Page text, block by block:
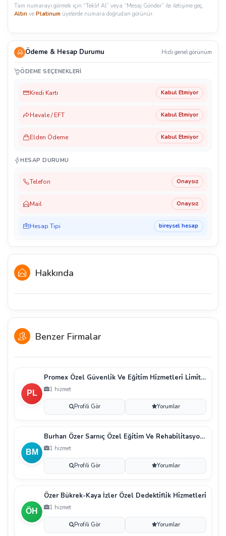
Tam numarayı görmek için “Teklif Al” veya “Mesaj Gönder” ile iletişime geç.
Altın ve Platinum üyelerde numara doğrudan görünür.
Ödeme & Hesap Durumu Hızlı genel görünüm
ÖDEME SEÇENEKLERI
Kredi Kartı Kabul Etmiyor
Havale / EFT Kabul Etmiyor
Elden Ödeme Kabul Etmiyor
HESAP DURUMU
Telefon Onaysız
Mail Onaysız
Hesap Tipi bireysel hesap
Hakkında
Benzer Firmalar
Promex Özel Güvenli̇k Ve Eği̇ti̇m Hi̇zmetleri̇ Li̇mi̇ted
1 hizmet
Profili Gör Yorumlar
Burhan Özer Sarnıç Özel Eği̇ti̇m Ve Rehabi̇li̇tasyon M
1 hizmet
Profili Gör Yorumlar
Özer Bükrek-Kaya İzler Özel Dedekti̇fli̇k Hi̇zmetleri̇
1 hizmet
Profili Gör Yorumlar